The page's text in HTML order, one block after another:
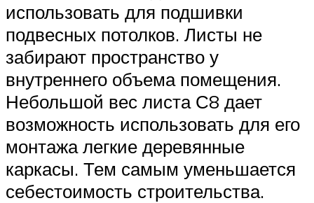
использовать для подшивки
подвесных потолков. Листы не
забирают пространство у
внутреннего объема помещения.
Небольшой вес листа С8 дает
возможность использовать для его
монтажа легкие деревянные
каркасы. Тем самым уменьшается
себестоимость строительства.